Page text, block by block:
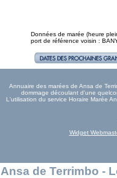
Données de marée (heure
port de référence voisin :
Annuaire des marées de Ansa de
dommage découlant d'une
L'utilisation du service Horaire Marée
Widget
Ansa de Terrimbo -